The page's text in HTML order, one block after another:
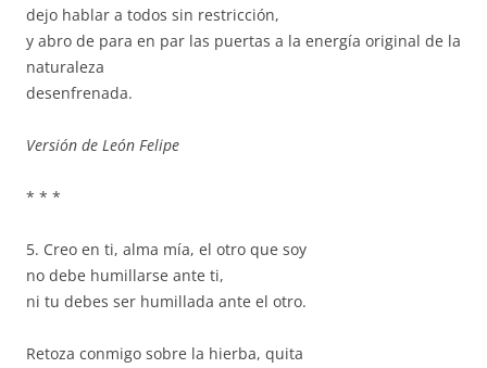
dejo hablar a todos sin restricción,
y abro de para en par las puertas a la energía original de la
naturaleza
desenfrenada.
Versión de León Felipe
* * *
5. Creo en ti, alma mía, el otro que soy
no debe humillarse ante ti,
ni tu debes ser humillada ante el otro.
Retoza conmigo sobre la hierba, quita